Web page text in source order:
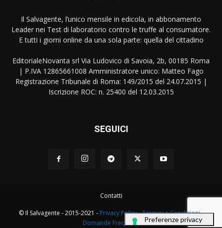
Il Salvagente, l’unico mensile in edicola, in abbonamento
Leader nei Test di laboratorio contro le truffe al consumatore.
E tutti i giorni online da una sola parte: quella del cittadino
EditorialeNovanta srl Via Ludovico di Savoia, 2b, 00185 Roma
| P.IVA 12865661008 Amministratore unico: Matteo Fago
Registrazione Tribunale di Roma: 149/2015 del 24.07.2015 |
Iscrizione ROC: n. 25400 del 12.03.2015
SEGUICI
Contatti
© Il Salvagente - 2015-2021 - Privacy Policy-Termini e Condizioni-
Domande Frequenti